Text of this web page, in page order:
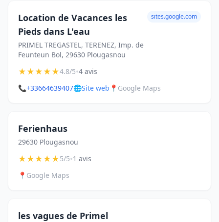
Location de Vacances les
Pieds dans L'eau
PRIMEL TREGASTEL, TERENEZ, Imp. de
Feunteun Bol, 29630 Plougasnou
sites.google.com
★★★★★4.8/5•4 avis
📞+33664639407🌐Site web 📍 Google Maps
Ferienhaus
29630 Plougasnou
★★★★★5/5•1 avis
📍 Google Maps
les vagues de Primel